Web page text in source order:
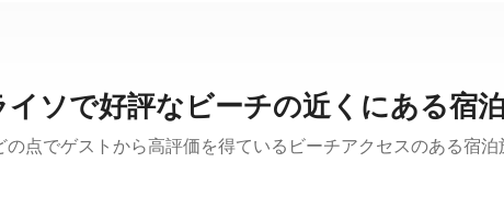
ソで好評なビーチの近くにある宿
の点でゲストから高評価を得ているビーチアクセスのある宿